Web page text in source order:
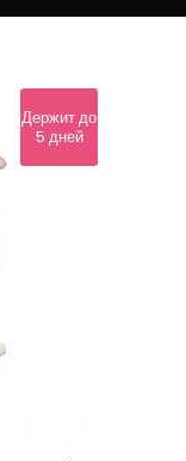
Держит до
5 дней